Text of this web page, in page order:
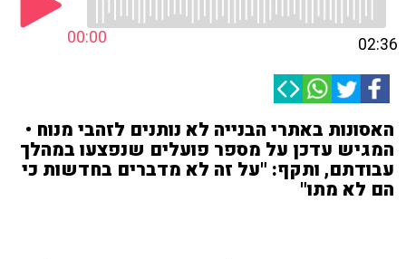
00:00 02:36
האסונות באתרי הבנייה לא נותנים לזהבי מנוח •
המגיש עדכן על מספר פועלים שנפצעו במהלך
עבודתם, ותקף: "על זה לא מדברים בחדשות כי
הם לא מתו"